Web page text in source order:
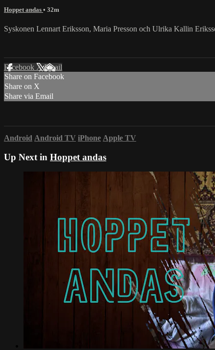
Hoppet andas • 32m
Syskonen Lennart Eriksson, Maria Presson och Ulrika Kallin
Facebook XEmail
Share on Facebook
Share on X
Share via Email
Android Android TV iPhone Apple TV
Up Next in Hoppet andas